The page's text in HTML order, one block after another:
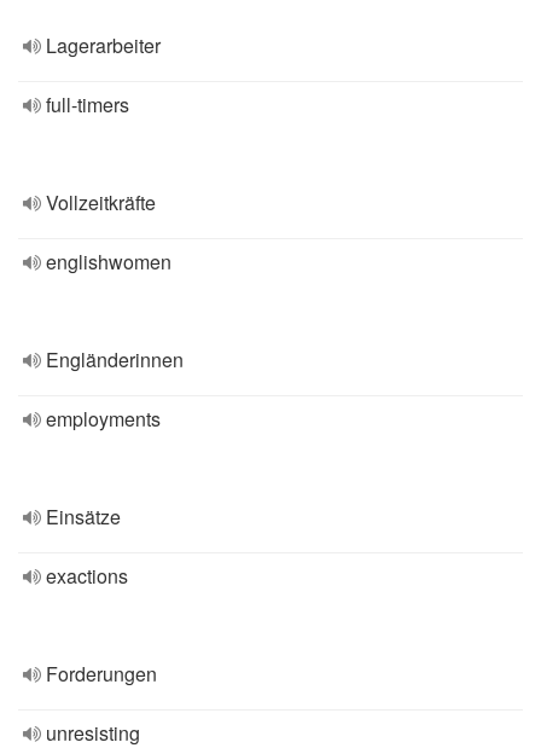
Lagerarbeiter
full-timers
Vollzeitkräfte
englishwomen
Engländerinnen
employments
Einsätze
exactions
Forderungen
unresisting